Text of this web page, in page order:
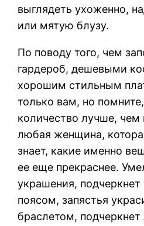
выглядеть ухоженно,
или мятую блузу.
По поводу того, чем
гардероб, дешевыми
хорошим стильным
только вам, но помните,
количество лучше, чем
любая женщина,
знает, какие именно
ее еще прекраснее.
украшения,
поясом, запястья
браслетом,